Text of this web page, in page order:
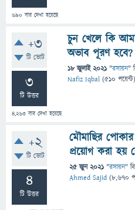
690 বার দেখা হয়েছে
+3
টি ভোট
3
টি উত্তর
4,263 বার দেখা হয়েছে
চুন খেলে কি
অভাব পূরণ হবে?
18 জুলাই 2021 "রসায়ন"
Nafiz Iqbal (510 পয়েন্ট)
+2
টি ভোট
4
টি উত্তর
মৌমাছির
প্রয়োগ করা হয়
25 জুন 2021 "রসায়ন"
Ahmed Sajid (8,670